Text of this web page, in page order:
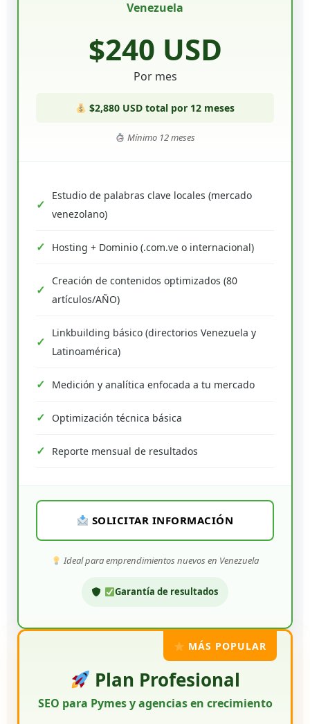
Venezuela
$240 USD
Por mes
$2,880 USD total por 12 meses
Mínimo 12 meses
Estudio de palabras clave locales (mercado
venezolano)
Hosting + Dominio (.com.ve o internacional)
Creación de contenidos optimizados (80
artículos/AÑO)
Linkbuilding básico (directorios Venezuela y
Latinoamérica)
Medición y analítica enfocada a tu mercado
Optimización técnica básica
Reporte mensual de resultados
SOLICITAR INFORMACIÓN
Ideal para emprendimientos nuevos en Venezuela
Garantía de resultados
MÁS POPULAR
Plan Profesional
SEO para Pymes y agencias en crecimiento